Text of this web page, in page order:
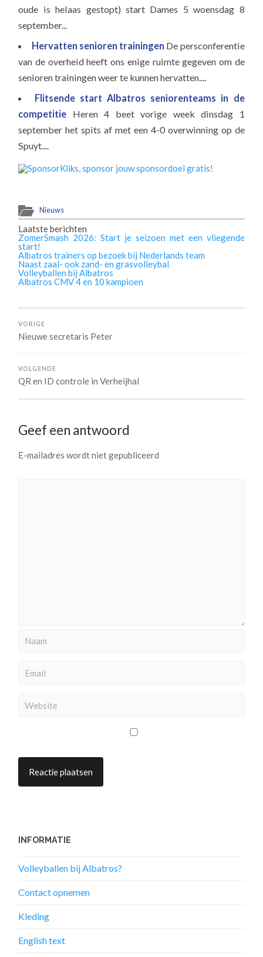
oude is helaas gestopt) start Dames 5 woensdag 8
september...
Hervatten senioren trainingen De persconferentie
van de overheid heeft ons enige ruimte gegeven om de
senioren trainingen weer te kunnen hervatten....
Flitsende start Albatros seniorenteams in de
competitie Heren 4 beet vorige week dinsdag 1
september het spits af met een 4-0 overwinning op de
Spuyt....
Nieuws
Laatste berichten
ZomerSmash 2026: Start je seizoen met een vliegende
start!
Albatros trainers op bezoek bij Nederlands team
Naast zaal- ook zand- en grasvolleybal
Volleyballen bij Albatros
Albatros CMV 4 en 10 kampioen
VORIGE
Nieuwe secretaris Peter
VOLGENDE
QR en ID controle in Verheijhal
Geef een antwoord
E-mailadres wordt niet gepubliceerd
INFORMATIE
Volleyballen bij Albatros?
Contact opnemen
Kleding
English text